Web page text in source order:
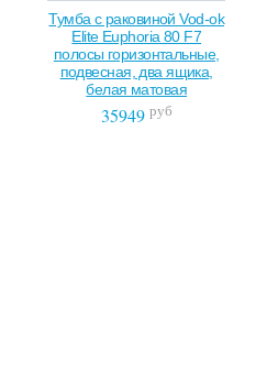
Тумба с раковиной Vod-ok
Elite Euphoria 80 F7
полосы горизонтальные,
подвесная, два ящика,
белая матовая
35949 руб